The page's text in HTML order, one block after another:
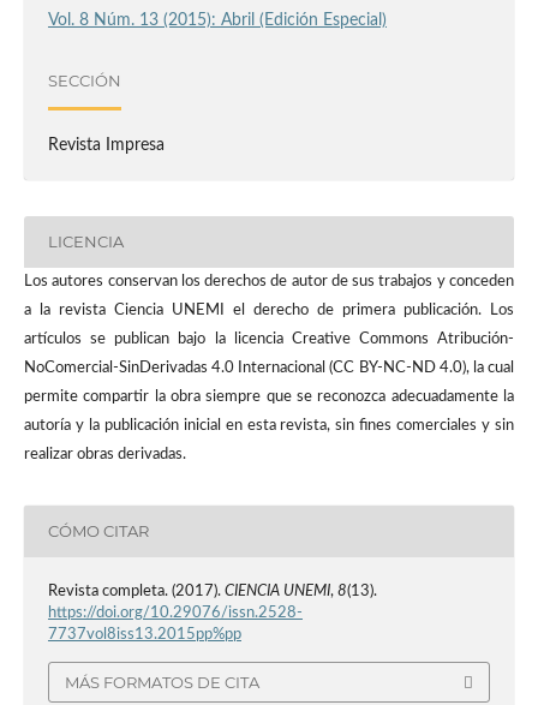
Vol. 8 Núm. 13 (2015): Abril (Edición Especial)
SECCIÓN
Revista Impresa
LICENCIA
Los autores conservan los derechos de autor de sus trabajos y conceden
a la revista Ciencia UNEMI el derecho de primera publicación. Los
artículos se publican bajo la licencia Creative Commons Atribución-
NoComercial-SinDerivadas 4.0 Internacional (CC BY-NC-ND 4.0), la cual
permite compartir la obra siempre que se reconozca adecuadamente la
autoría y la publicación inicial en esta revista, sin fines comerciales y sin
realizar obras derivadas.
CÓMO CITAR
Revista completa. (2017). CIENCIA UNEMI, 8(13).
https://doi.org/10.29076/issn.2528-
7737vol8iss13.2015pp%pp
MÁS FORMATOS DE CITA